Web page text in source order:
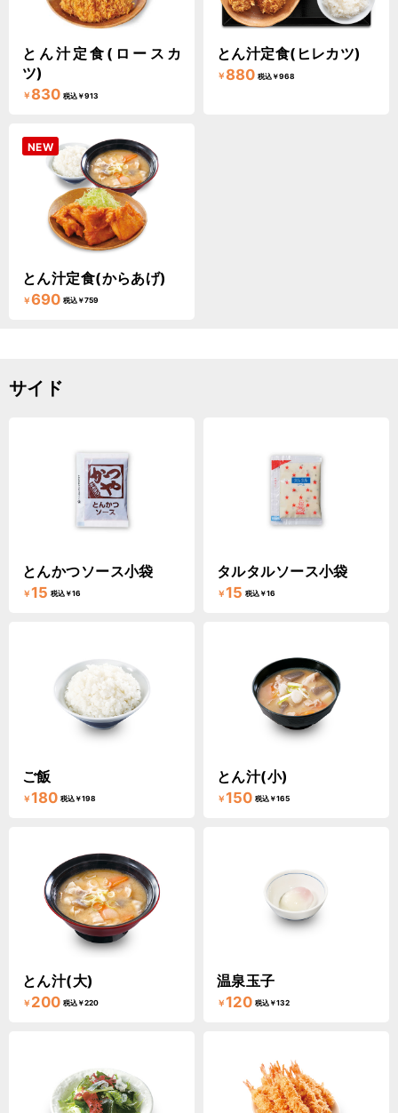
とん汁定食(ロースカ
ツ)
￥830 税込￥913
とん汁定食(ヒレカツ)
￥880 税込￥968
NEW
とん汁定食(からあげ)
￥690 税込￥759
サイド
とんかつソース小袋
￥15 税込￥16
タルタルソース小袋
￥15 税込￥16
ご飯
￥180 税込￥198
とん汁(小)
￥150 税込￥165
とん汁(大)
￥ 200 税込￥220
温泉玉子
￥120 税込￥132